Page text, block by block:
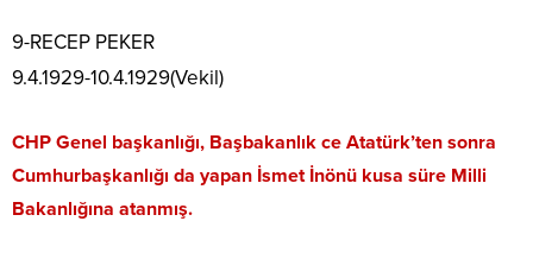
9-RECEP PEKER
9.4.1929-10.4.1929(Vekil)
CHP Genel başkanlığı, Başbakanlık ce Atatürk’ten sonra
Cumhurbaşkanlığı da yapan İsmet İnönü kusa süre Milli
Bakanlığına atanmış.